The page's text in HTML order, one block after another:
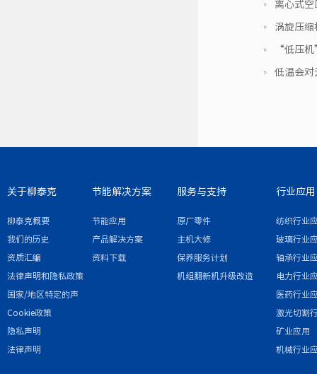
离心式空
涡旋压缩
“低压
低温会对
关于柳泰克
柳泰克概要
我们的历史
资质汇编
法律声明和隐私政策
国家/地区特定的声
明和/或附录
Cookie政策
隐私声明
法律声明
节能解决方案
节能应用
产品解决方案
资料下载
服务与支持
原厂零件
主机大修
保养服务计划
机组翻新机升级改造
行业应用
纺织行业
玻璃行业
轴承行业
电力行业
医药行业
激光切割
矿业应用
机械行业